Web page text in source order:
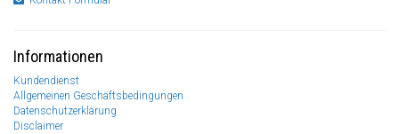
Informationen
Kundendienst
Allgemeinen Geschäftsbedingungen
Datenschutzerklärung
Disclaimer